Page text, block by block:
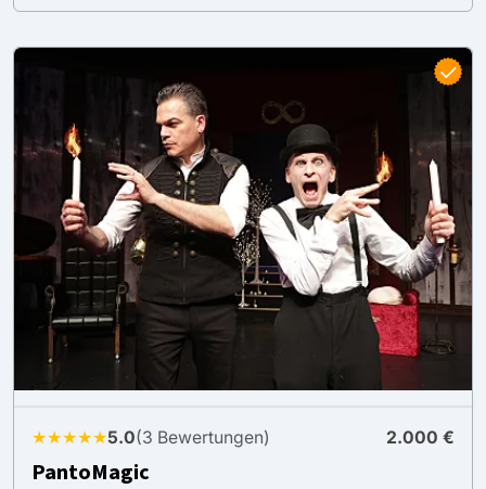
★★★★★5.0(3 Bewertungen) 2.000 €
PantoMagic